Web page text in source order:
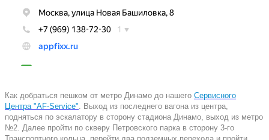
Как добраться пешком от метро Динамо до нашего Сервисного
Центра "AF-Service". Выход из последнего вагона из центра,
подняться по эскалатору в сторону стадиона Динамо, выход из метро
№2. Далее пройти по скверу Петровского парка в сторону 3-го